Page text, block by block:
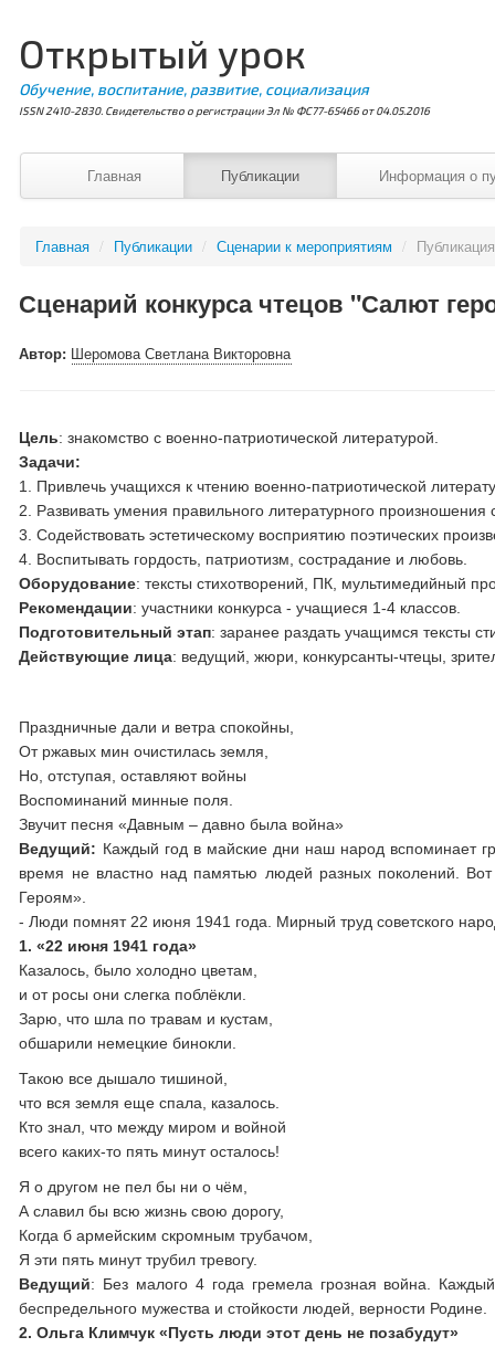
Открытый урок
Обучение, воспитание, развитие, социализация
ISSN 2410-2830. Свидетельство о регистрации Эл № ФС77-65466 от 04.05.2016
Главная Публикации Информация о
Главная / Публикации / Сценарии к мероприятиям /
Сценарий конкурса чтецов "Салют
Автор: Шеромова Светлана Викторовна
Цель: знакомство с военно-патриотической литературой.
Задачи:
1. Привлечь учащихся к чтению военно-патриотической
2. Развивать умения правильного литературного
3. Содействовать эстетическому восприятию поэтических
4. Воспитывать гордость, патриотизм, сострадание и любовь.
Оборудование: тексты стихотворений, ПК, мультимедийный
Рекомендации: участники конкурса - учащиеся 1-4 классов.
Подготовительный этап: заранее раздать учащимся тексты
Действующие лица: ведущий, жюри, конкурсанты-чтецы,
Праздничные дали и ветра спокойны,
От ржавых мин очистилась земля,
Но, отступая, оставляют войны
Воспоминаний минные поля.
Звучит песня «Давным – давно была война»
Ведущий: Каждый год в майские дни наш народ вспоминает
время не властно над памятью людей разных поколений.
Героям».
- Люди помнят 22 июня 1941 года. Мирный труд советского
1. «22 июня 1941 года»
Казалось, было холодно цветам,
и от росы они слегка поблёкли.
Зарю, что шла по травам и кустам,
обшарили немецкие бинокли.
Такою все дышало тишиной,
что вся земля еще спала, казалось.
Кто знал, что между миром и войной
всего каких-то пять минут осталось!
Я о другом не пел бы ни о чём,
А славил бы всю жизнь свою дорогу,
Когда б армейским скромным трубачом,
Я эти пять минут трубил тревогу.
Ведущий: Без малого 4 года гремела грозная война.
беспредельного мужества и стойкости людей, верности Родине.
2. Ольга Климчук «Пусть люди этот день не позабудут»